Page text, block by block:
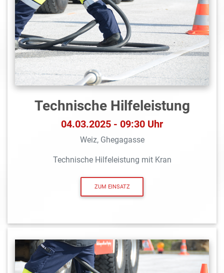
Technische Hilfeleistung
04.03.2025 - 09:30 Uhr
Weiz, Ghegagasse
Technische Hilfeleistung mit Kran
ZUM EINSATZ